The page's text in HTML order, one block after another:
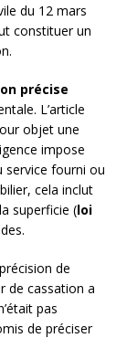
du 12 mars
constituer un
précise
L’article
objet une
impose
service fourni ou
cela inclut
superficie (loi
de
de cassation a
pas
de préciser